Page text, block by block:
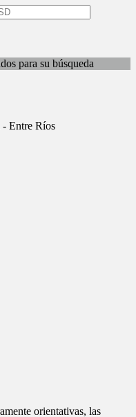
para su búsqueda
Entre Ríos
orientativas, las